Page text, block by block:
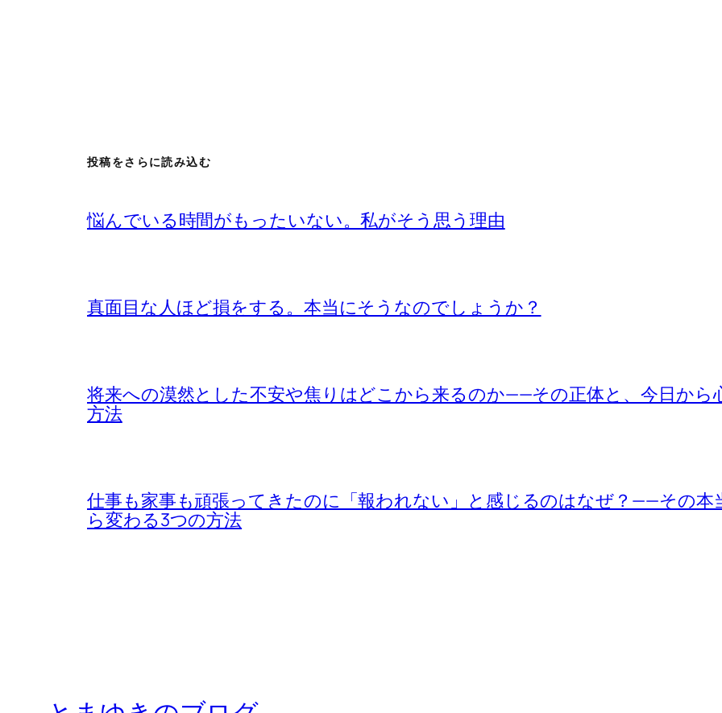
投稿をさらに読み込む
悩んでいる時間がもったいない。私がそう思う理由
真面目な人ほど損をする。本当にそうなのでしょうか？
将来への漠然とした不安や焦りはどこから来るのか——その正体と、今日から
方法
仕事も家事も頑張ってきたのに「報われない」と感じるのはなぜ？——その本
ら変わる3つの方法